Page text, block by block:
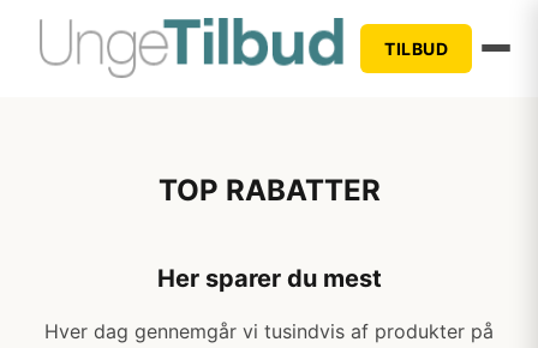
TILBUD
TOP RABATTER
Her sparer du mest
Hver dag gennemgår vi tusindvis af produkter på